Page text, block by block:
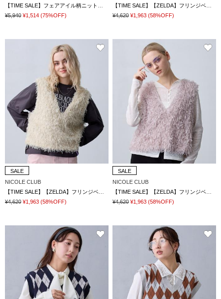
¥5,940 ¥1,514 (75%OFF)
¥4,620 ¥1,963 (58%OFF)
SALE
NICOLE CLUB
¥4,620 ¥1,963 (58%OFF)
SALE
NICOLE CLUB
¥4,620 ¥1,963 (58%OFF)